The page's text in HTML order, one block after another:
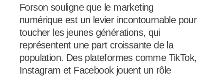
Forson souligne que le marketing
numérique est un levier incontournable pour
toucher les jeunes générations, qui
représentent une part croissante de la
population. Des plateformes comme TikTok,
Instagram et Facebook jouent un rôle